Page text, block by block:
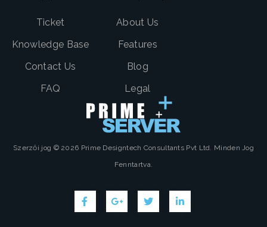
Ticket
Knowledge Base
Contact Us
FAQ
About Us
Features
Blog
Legal
Szerzői jog © 2026 Prime Designtech Consultants Pvt Ltd. Minden Jog
Fenntartva.